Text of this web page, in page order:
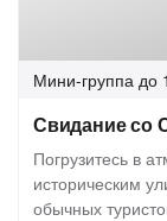
Мини-группа до
Свидание со
Погрузитесь в
историческим
обычных